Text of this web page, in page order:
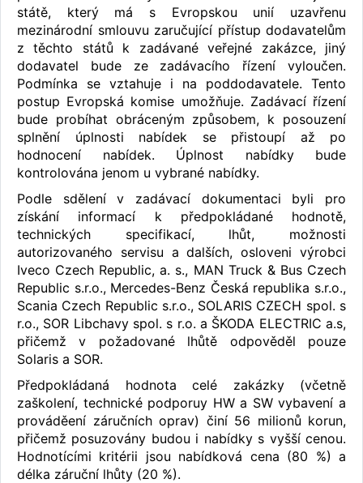
státě, který má s Evropskou unií uzavřenu
mezinárodní smlouvu zaručující přístup dodavatelům
z těchto států k zadávané veřejné zakázce, jiný
dodavatel bude ze zadávacího řízení vyloučen.
Podmínka se vztahuje i na poddodavatele. Tento
postup Evropská komise umožňuje. Zadávací řízení
bude probíhat obráceným způsobem, k posouzení
splnění úplnosti nabídek se přistoupí až po
hodnocení nabídek. Úplnost nabídky bude
kontrolována jenom u vybrané nabídky.
Podle sdělení v zadávací dokumentaci byli pro
získání informací k předpokládané hodnotě,
technických specifikací, lhůt, možnosti
autorizovaného servisu a dalších, osloveni výrobci
Iveco Czech Republic, a. s., MAN Truck & Bus Czech
Republic s.r.o., Mercedes-Benz Česká republika s.r.o.,
Scania Czech Republic s.r.o., SOLARIS CZECH spol. s
r.o., SOR Libchavy spol. s r.o. a ŠKODA ELECTRIC a.s,
přičemž v požadované lhůtě odpověděl pouze
Solaris a SOR.
Předpokládaná hodnota celé zakázky (včetně
zaškolení, technické podporuy HW a SW vybavení a
prováděení záručních oprav) činí 56 milionů korun,
přičemž posuzovány budou i nabídky s vyšší cenou.
Hodnotícími kritérii jsou nabídková cena (80 %) a
délka záruční lhůty (20 %).